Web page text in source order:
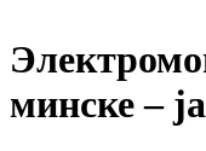
минске –